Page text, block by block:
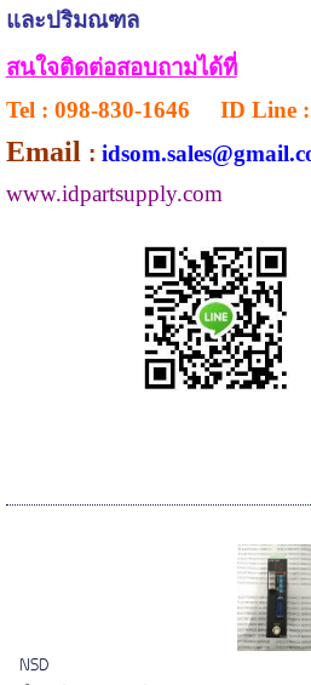
และปริมณฑล
สนใจติดต่อสอบถามได้ที่
Tel : 098-830-1646 ID Line
Email :
www.idpartsupply.com
NSD